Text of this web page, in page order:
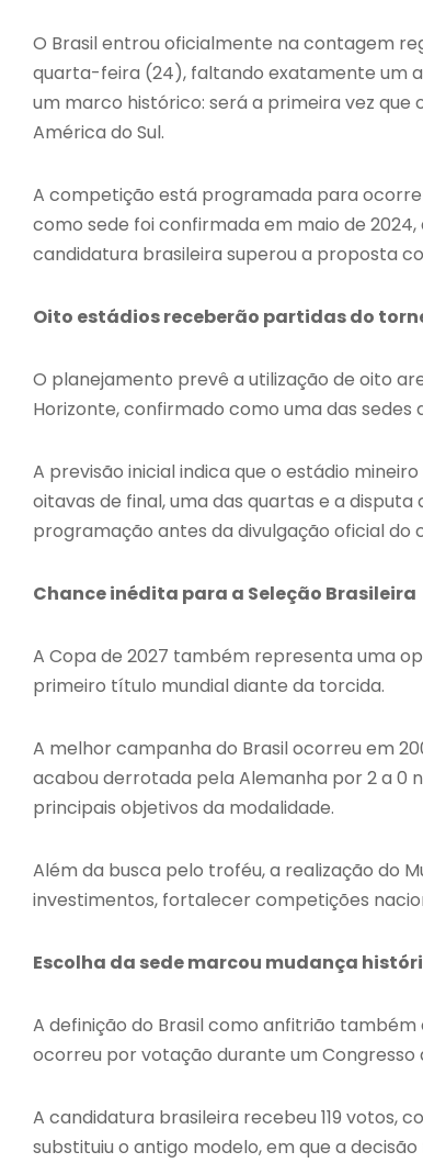
O Brasil entrou oficialmente na contagem
quarta-feira (24), faltando exatamente um
um marco histórico: será a primeira vez
América do Sul.
A competição está programada para
como sede foi confirmada em maio de
candidatura brasileira superou a proposta
Oito estádios receberão partidas do
O planejamento prevê a utilização de oito
Horizonte, confirmado como uma das sedes
A previsão inicial indica que o estádio
oitavas de final, uma das quartas e a
programação antes da divulgação oficial do
Chance inédita para a Seleção Brasileira
A Copa de 2027 também representa uma
primeiro título mundial diante da torcida.
A melhor campanha do Brasil ocorreu em
acabou derrotada pela Alemanha por 2 a 0
principais objetivos da modalidade.
Além da busca pelo troféu, a realização do
investimentos, fortalecer competições
Escolha da sede marcou mudança
A definição do Brasil como anfitrião
ocorreu por votação durante um Congresso
A candidatura brasileira recebeu 119 votos,
substituiu o antigo modelo, em que a